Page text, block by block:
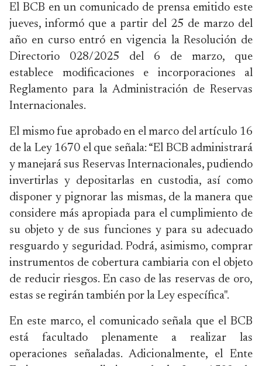
El BCB en un comunicado de prensa emitido este
jueves, informó que a partir del 25 de marzo del
año en curso entró en vigencia la Resolución de
Directorio 028/2025 del 6 de marzo, que
establece modificaciones e incorporaciones al
Reglamento para la Administración de Reservas
Internacionales.
El mismo fue aprobado en el marco del artículo 16
de la Ley 1670 el que señala: “El BCB administrará
y manejará sus Reservas Internacionales, pudiendo
invertirlas y depositarlas en custodia, así como
disponer y pignorar las mismas, de la manera que
considere más apropiada para el cumplimiento de
su objeto y de sus funciones y para su adecuado
resguardo y seguridad. Podrá, asimismo, comprar
instrumentos de cobertura cambiaria con el objeto
de reducir riesgos. En caso de las reservas de oro,
estas se regirán también por la Ley específica".
En este marco, el comunicado señala que el BCB
está facultado plenamente a realizar las
operaciones señaladas. Adicionalmente, el Ente